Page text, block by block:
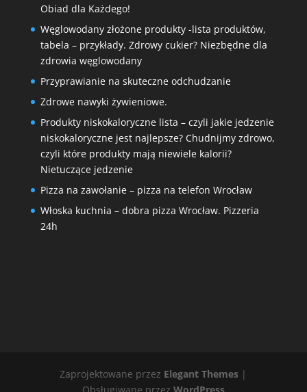
Obiad dla Każdego!
Węglowodany złożone produkty -lista produktów,
tabela – przykłady. Zdrowy cukier? Niezbędne dla
zdrowia węglowodany
Przyprawianie na skuteczne odchudzanie
Zdrowe nawyki żywieniowe.
Produkty niskokaloryczne lista – czyli jakie jedzenie
niskokaloryczne jest najlepsze? Chudnijmy zdrowo,
czyli które produkty mają niewiele kalorii?
Nietuczące jedzenie
Pizza na zawołanie – pizza na telefon Wrocław
Włoska kuchnia – dobra pizza Wrocław. Pizzeria
24h
Zaprojektowane przez Elegant Themes |